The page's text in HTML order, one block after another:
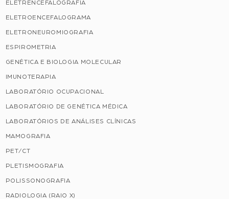
ELETRENCEFALOGRAFIA
ELETROENCEFALOGRAMA
ELETRONEUROMIOGRAFIA
ESPIROMETRIA
GENÉTICA E BIOLOGIA MOLECULAR
IMUNOTERAPIA
LABORATÓRIO OCUPACIONAL
LABORATÓRIO DE GENÉTICA MÉDICA
LABORATÓRIOS DE ANÁLISES CLÍNICAS
MAMOGRAFIA
PET/CT
PLETISMOGRAFIA
POLISSONOGRAFIA
RADIOLOGIA (RAIO X)